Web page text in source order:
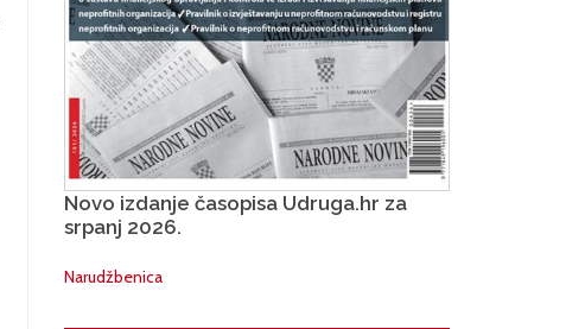
Novo izdanje časopisa Udruga.hr za
srpanj 2026.
Narudžbenica